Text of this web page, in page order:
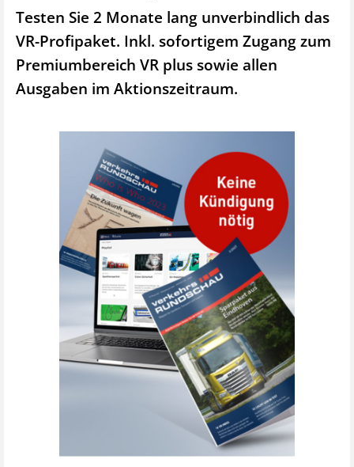
Testen Sie 2 Monate lang unverbindlich das
VR-Profipaket. Inkl. sofortigem Zugang zum
Premiumbereich VR plus sowie allen
Ausgaben im Aktionszeitraum.